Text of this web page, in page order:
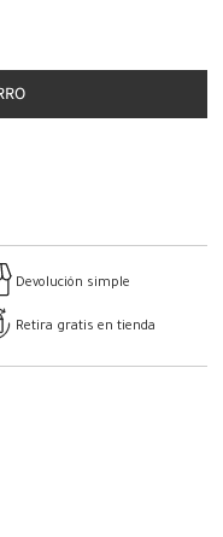
Devolución simple
Retira gratis en tienda